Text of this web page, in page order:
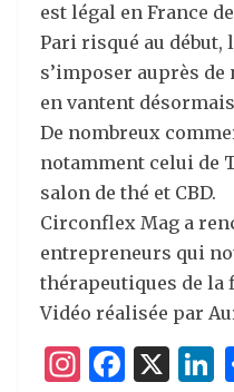
est légal en France
Pari risqué au début,
s’imposer auprès
en vantent
De nombreux
notamment celui de
salon de thé et CBD.
Circonflex Mag a
entrepreneurs qui
thérapeutiques de la
Vidéo réalisée par
I
F
X